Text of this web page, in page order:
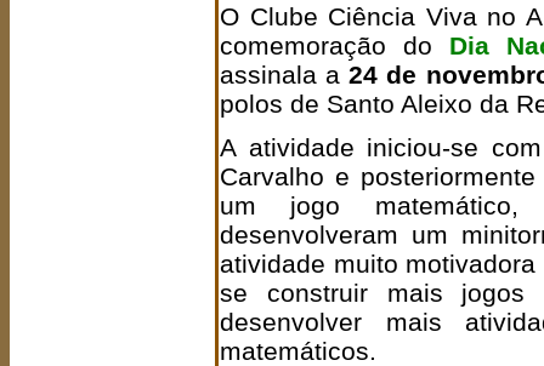
O Clube Ciência Viva no
comemoração do Dia
assinala a24 de
polos de Santo Aleixo da
A atividade iniciou-se
Carvalho e
um jogo matemático,
desenvolveram um
atividade muito
se construir mais jogos
desenvolver mais
matemáticos.